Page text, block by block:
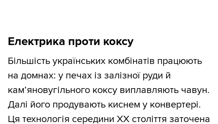
Електрика проти коксу
Більшість українських комбінатів працюють
на домнах: у печах із залізної руди й
кам’яновугільного коксу виплавляють чавун.
Далі його продувають киснем у конвертері.
Ця технологія середини ХХ століття заточена